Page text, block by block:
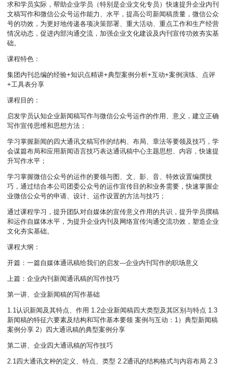
求和学员实际，帮助企业学员（特别是企业文化专员）快速提升企业内刊
文稿写作和微信公众号运作能力、水平，提高公司新闻稿质量，微信公众
号的功效，为更好地传递各项决策部署、重大活动、重点工作和生产经营
情况动态，促进内部沟通交流，加强企业文化建设及内刊宣传功效夯实基
础。
课程特色：
集团内刊总编的经验+知识点精讲+典型案例分析+互动+案例演练、点评
+工具表分享
课程目的：
启发学员认知企业新闻稿写作与微信公众号运作的作用、意义，建立正确
写作宣传思维和思想方法；
学习掌握新闻的四大通讯文稿写作的结构、布局、章法等要领及技巧，学
会谋篇布局和应用新闻语言技巧表达通讯稿中心主题思想、内容，快速提
升写作水平；
学习掌握微信公众号的运作的要领与图、文、影、音、特效设置编撰技
巧，通过结合本公司团委公众号的运作宣传目的和业务需要，快速掌握企
业微信公众号的申请、设计、运作设置的方法与技巧；
通过课程学习，提升团队对自媒体的宣传意义作用的共识，提升学员撰稿
和运作自媒体水平，为提升企业内刊及网络宣传沟通交流功效，塑造企业
文化夯实基础。
课程大纲：
开篇：一篇自媒体通讯稿给我们的启发---企业内刊写作的职场意义
上篇：企业内刊新闻通讯稿的写作技巧
第一讲、企业新闻稿的写作基础
1.1认识新闻及其特点、作用 1.2企业新闻稿四大类型及其区别与特点 1.3
新闻稿的特征六要素及结构和写作基本要领 案例与互动：1）典型新闻稿
案例分享 2）四大通讯稿的典型案例分享
第二讲、企业四大通讯稿的写作技巧
2.1四大通讯文种的定义、特点、类型 2.2通讯的结构格式与内容布局 2.3